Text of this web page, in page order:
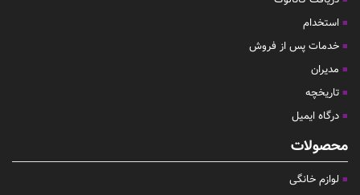
استخدام
خدمات پس از فروش
مدیران
تاریخچه
درگاه ایمیل
محصولات
لوازم خانگی